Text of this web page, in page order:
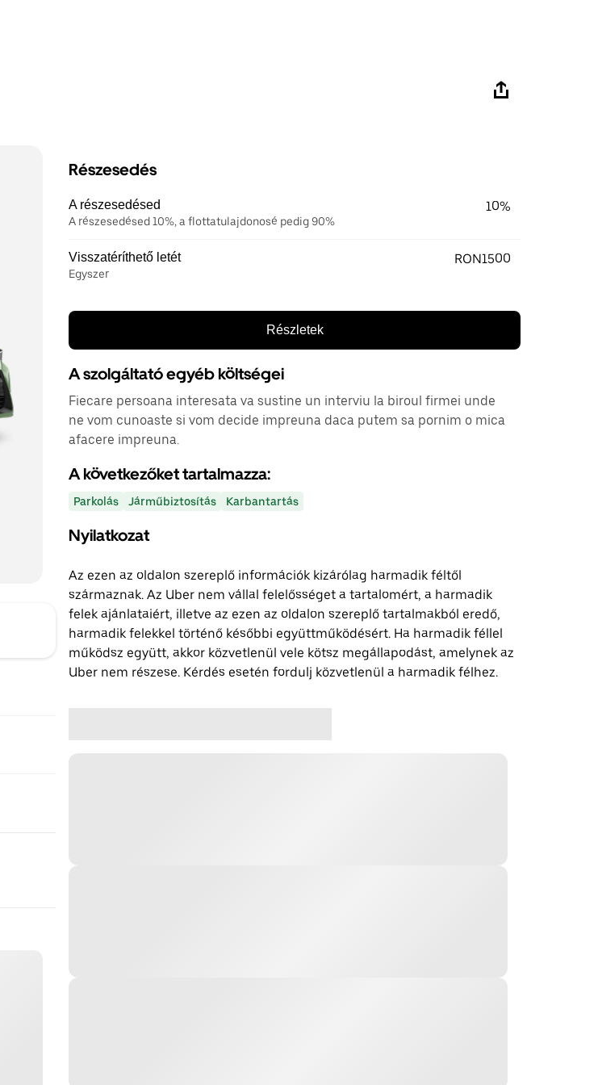
Részesedés
A részesedésed
A részesedésed 10%, a flottatulajdonosé pedig 90%
10%
Visszatéríthető letét
Egyszer
RON1500
Részletek
A szolgáltató egyéb költségei
Fiecare persoana interesata va sustine un interviu la biroul firmei unde
ne vom cunoaste si vom decide impreuna daca putem sa pornim o mica
afacere impreuna.
A következőket tartalmazza:
Parkolás Járműbiztosítás Karbantartás
Nyilatkozat
Az ezen az oldalon szereplő információk kizárólag harmadik féltől
származnak. Az Uber nem vállal felelősséget a tartalomért, a harmadik
felek ajánlataiért, illetve az ezen az oldalon szereplő tartalmakból eredő,
harmadik felekkel történő későbbi együttműködésért. Ha harmadik féllel
működsz együtt, akkor közvetlenül vele kötsz megállapodást, amelynek az
Uber nem részese. Kérdés esetén fordulj közvetlenül a harmadik félhez.